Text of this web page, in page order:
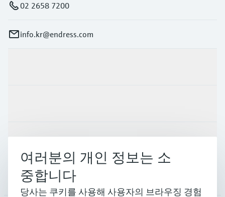
02 2658 7200
info.kr@endress.com
회사 소개
여러분의 개인 정보는 소
중합니다
당사는 쿠키를 사용해 사용자의 브라우징 경험